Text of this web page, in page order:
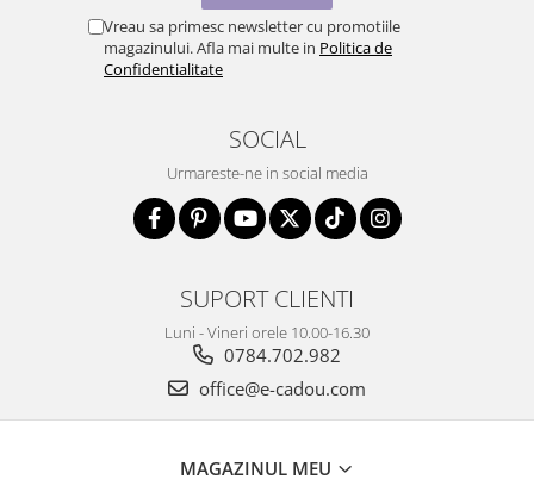
Vreau sa primesc newsletter cu promotiile
magazinului. Afla mai multe in Politica de
Confidentialitate
SOCIAL
Urmareste-ne in social media
SUPORT CLIENTI
Luni - Vineri orele 10.00-16.30
0784.702.982
office@e-cadou.com
MAGAZINUL MEU